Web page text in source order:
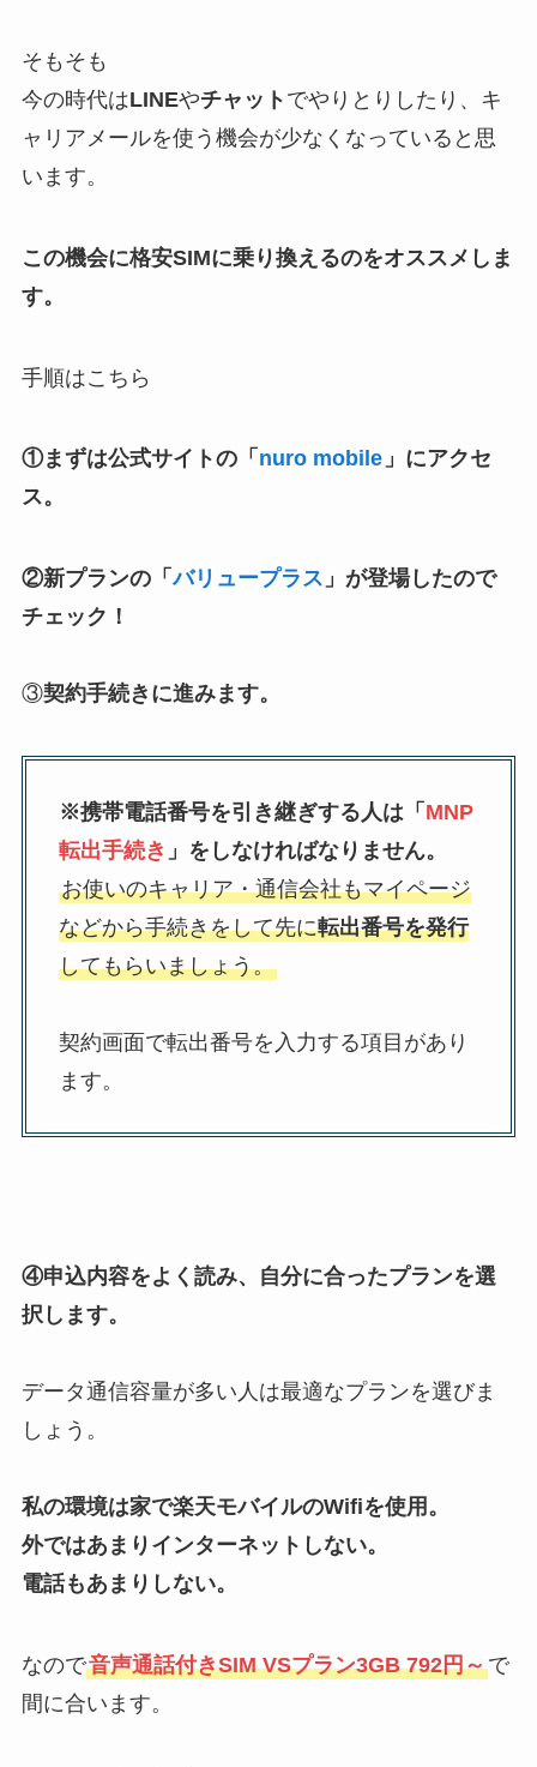
そもそも
今の時代はLINEやチャット でやりとりしたり、キ
ャリアメールを使う機会が少なくなっていると思
います。
この機会に格安SIMに乗り換えるのをオススメしま
す。
手順はこちら
①まずは公式サイトの「 nuro mobile 」にアクセ
ス。
②新プランの「バリュープラス 」が登場したので
チェック！
③契約手続きに進みます。
※携帯電話番号を引き継ぎする人は「 MNP
転出手続き 」をしなければなりません。
お使いのキャリア・通信会社もマイページ
などから手続きをして先に転出番号を発行
してもらいましょう。
契約画面で転出番号を入力する項目があり
ます。
④申込内容をよく読み、自分に合ったプランを選
択します。
データ通信容量が多い人は最適なプランを選びま
しょう。
私の環境は家で楽天モバイルのWifiを使用。
外ではあまりインターネットしない。
電話もあまりしない。
なので音声通話付きSIM VSプラン3GB 792円～で
間に合います。